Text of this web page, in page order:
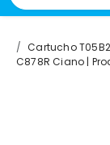
Cartucho
C878R Ciano |